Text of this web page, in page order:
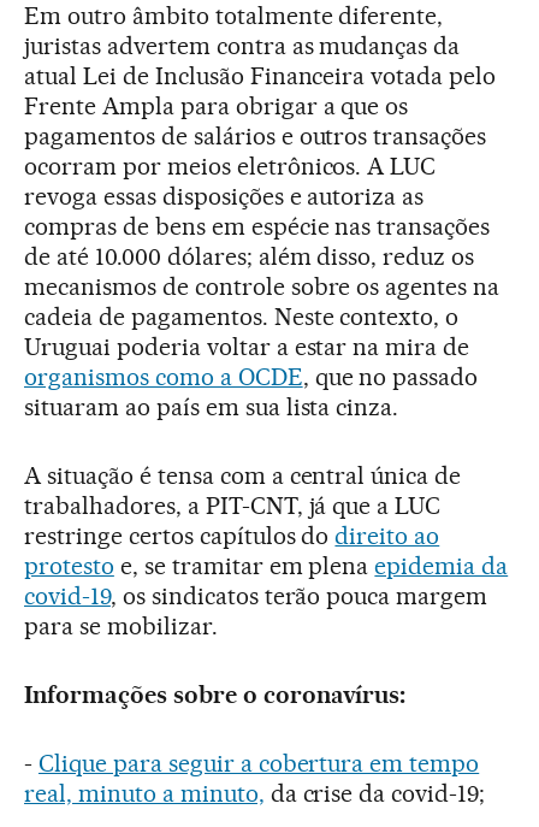
Em outro âmbito totalmente diferente,
juristas advertem contra as mudanças da
atual Lei de Inclusão Financeira votada pelo
Frente Ampla para obrigar a que os
pagamentos de salários e outros transações
ocorram por meios eletrônicos. A LUC
revoga essas disposições e autoriza as
compras de bens em espécie nas transações
de até 10.000 dólares; além disso, reduz os
mecanismos de controle sobre os agentes na
cadeia de pagamentos. Neste contexto, o
Uruguai poderia voltar a estar na mira de
organismos como a OCDE, que no passado
situaram ao país em sua lista cinza.
A situação é tensa com a central única de
trabalhadores, a PIT-CNT, já que a LUC
restringe certos capítulos dodireito ao
protesto e, se tramitar em plenaepidemia da
covid-19, os sindicatos terão pouca margem
para se mobilizar.
Informações sobre o coronavírus:
- Clique para seguir a cobertura em tempo
real, minuto a minuto, da crise da covid-19;